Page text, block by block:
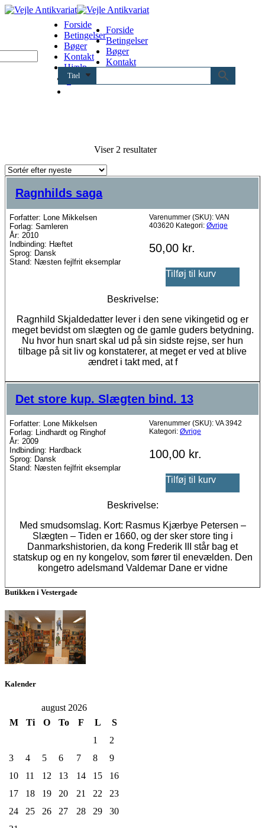
Titel
Forside
Betingelser
Bøger
Kontakt
Hjælp
Forside
Betingelser
Bøger
Kontakt
Viser 2 resultaterSorteret
Ragnhilds saga
Forfatter: Lone Mikkelsen
Forlag: Samleren
År: 2010
Indbinding: Hæftet
Sprog: Dansk
Stand: Næsten fejlfrit eksemplar
Varenummer (SKU): VAN
403620 Kategori: Øvrige
50,00 kr.
Tilføj til kurv
Beskrivelse:
Ragnhild Skjaldedatter lever i den sene vikingetid og er
meget bevidst om slægten og de gamle guders betydning.
Nu hvor hun snart skal ud på sin sidste rejse, ser hun
tilbage på sit liv og konstaterer, at meget er ved at blive
ændret i takt med, at f
Det store kup. Slægten bind. 13
Forfatter: Lone Mikkelsen
Forlag: Lindhardt og Ringhof
År: 2009
Indbinding: Hardback
Sprog: Dansk
Stand: Næsten fejlfrit eksemplar
Varenummer (SKU): VA 3942
Kategori: Øvrige
100,00 kr.
Tilføj til kurv
Beskrivelse:
Med smudsomslag. Kort: Rasmus Kjærbye Petersen –
Slægten – Tiden er 1660, og der sker store ting i
Danmarkshistorien, da kong Frederik III står bag et
statskup og en ny kongelov, som fører til enevælden. Den
kongetro adelsmand Valdemar Dane er vidne
Butikken i Vestergade
Kalender
august 2026
M
Ti O To F L
S
1
2
3
4 5 6 7 8
9
10
11 12 13 14 15
16
17
18 19 20 21 22
23
24
25 26 27 28 29
30